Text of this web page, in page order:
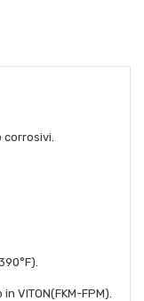
VITON(FKM-FPM).